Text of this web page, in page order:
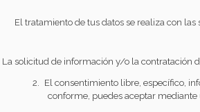
El tratamiento de tus datos se realiza con
La solicitud de información y/o la contratación
2.
El consentimiento libre, específico,
conforme, puedes aceptar